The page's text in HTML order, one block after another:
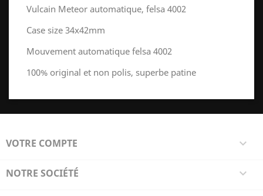
Vulcain Meteor automatique, felsa 4002
Case size 34x42mm
Mouvement automatique felsa 4002
100% original et non polis, superbe patine
VOTRE COMPTE 
NOTRE SOCIÉTÉ 